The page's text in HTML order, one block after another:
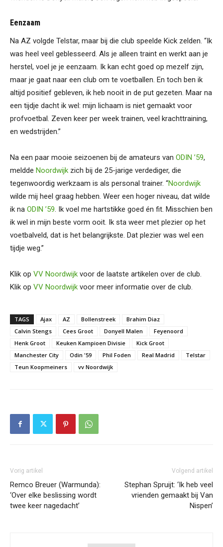
Eenzaam
Na AZ volgde Telstar, maar bij die club speelde Kick zelden. “Ik
was heel veel geblesseerd. Als je alleen traint en werkt aan je
herstel, voel je je eenzaam. Ik kan echt goed op mezelf zijn,
maar je gaat naar een club om te voetballen. En toch ben ik
altijd positief gebleven, ik heb nooit in de put gezeten. Maar na
een tijdje dacht ik wel: mijn lichaam is niet gemaakt voor
profvoetbal. Zeven keer per week trainen, veel krachttraining,
en wedstrijden.”
Na een paar mooie seizoenen bij de amateurs van ODIN ’59,
meldde Noordwijk zich bij de 25-jarige verdediger, die
tegenwoordig werkzaam is als personal trainer. “Noordwijk
wilde mij heel graag hebben. Weer een hoger niveau, dat wilde
ik na ODIN ’59. Ik voel me hartstikke goed én fit. Misschien ben
ik wel in mijn beste vorm ooit. Ik sta weer met plezier op het
voetbalveld, dat is het belangrijkste. Dat plezier was wel een
tijdje weg.”
Klik op VV Noordwijk voor de laatste artikelen over de club.
Klik op VV Noordwijk voor meer informatie over de club.
TAGS Ajax AZ Bollenstreek
Brahim Diaz
Calvin Stengs
Cees Groot Donyell Malen
Feyenoord
Henk Groot
Keuken Kampioen Divisie
Kick Groot
Manchester City
Odin '59 Phil Foden Real Madrid
Telstar
Teun Koopmeiners
vv Noordwijk
Vorig artikel
Remco Breuer (Warmunda):
‘Over elke beslissing wordt
twee keer nagedacht’
Volgend artikel
Stephan Spruijt: ‘Ik heb veel
vrienden gemaakt bij Van
Nispen’